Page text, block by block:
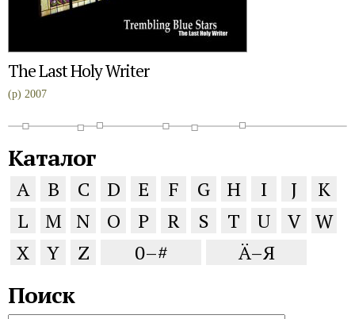
The Last Holy Writer
(p) 2007
Каталог
A B C D E F G H I J
K
L
M N O P R S T U V W
X
Y Z 0–# Ä–Я
Поиск